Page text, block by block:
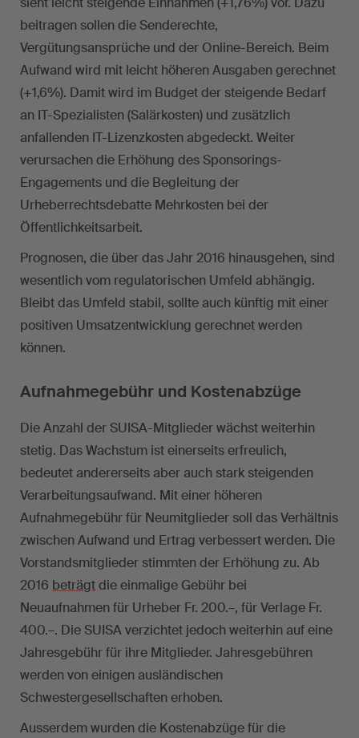
beitragen sollen die Senderechte,
Vergütungsansprüche und der Online-Bereich. Beim
Aufwand wird mit leicht höheren Ausgaben gerechnet
(+1,6%). Damit wird im Budget der steigende Bedarf
an IT-Spezialisten (Salärkosten) und zusätzlich
anfallenden IT-Lizenzkosten abgedeckt. Weiter
verursachen die Erhöhung des Sponsorings-
Engagements und die Begleitung der
Urheberrechtsdebatte Mehrkosten bei der
Öffentlichkeitsarbeit.
Prognosen, die über das Jahr 2016 hinausgehen, sind
wesentlich vom regulatorischen Umfeld abhängig.
Bleibt das Umfeld stabil, sollte auch künftig mit einer
positiven Umsatzentwicklung gerechnet werden
können.
Aufnahmegebühr und Kostenabzüge
Die Anzahl der SUISA-Mitglieder wächst weiterhin
stetig. Das Wachstum ist einerseits erfreulich,
bedeutet andererseits aber auch stark steigenden
Verarbeitungsaufwand. Mit einer höheren
Aufnahmegebühr für Neumitglieder soll das Verhältnis
zwischen Aufwand und Ertrag verbessert werden. Die
Vorstandsmitglieder stimmten der Erhöhung zu. Ab
2016 beträgtdie einmalige Gebühr bei
Neuaufnahmen für Urheber Fr. 200.–, für Verlage Fr.
400.–. Die SUISA verzichtet jedoch weiterhin auf eine
Jahresgebühr für ihre Mitglieder. Jahresgebühren
werden von einigen ausländischen
Schwestergesellschaften erhoben.
Ausserdem wurden die Kostenabzüge für die